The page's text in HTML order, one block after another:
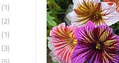
(1)
(2)
(1)
(3)